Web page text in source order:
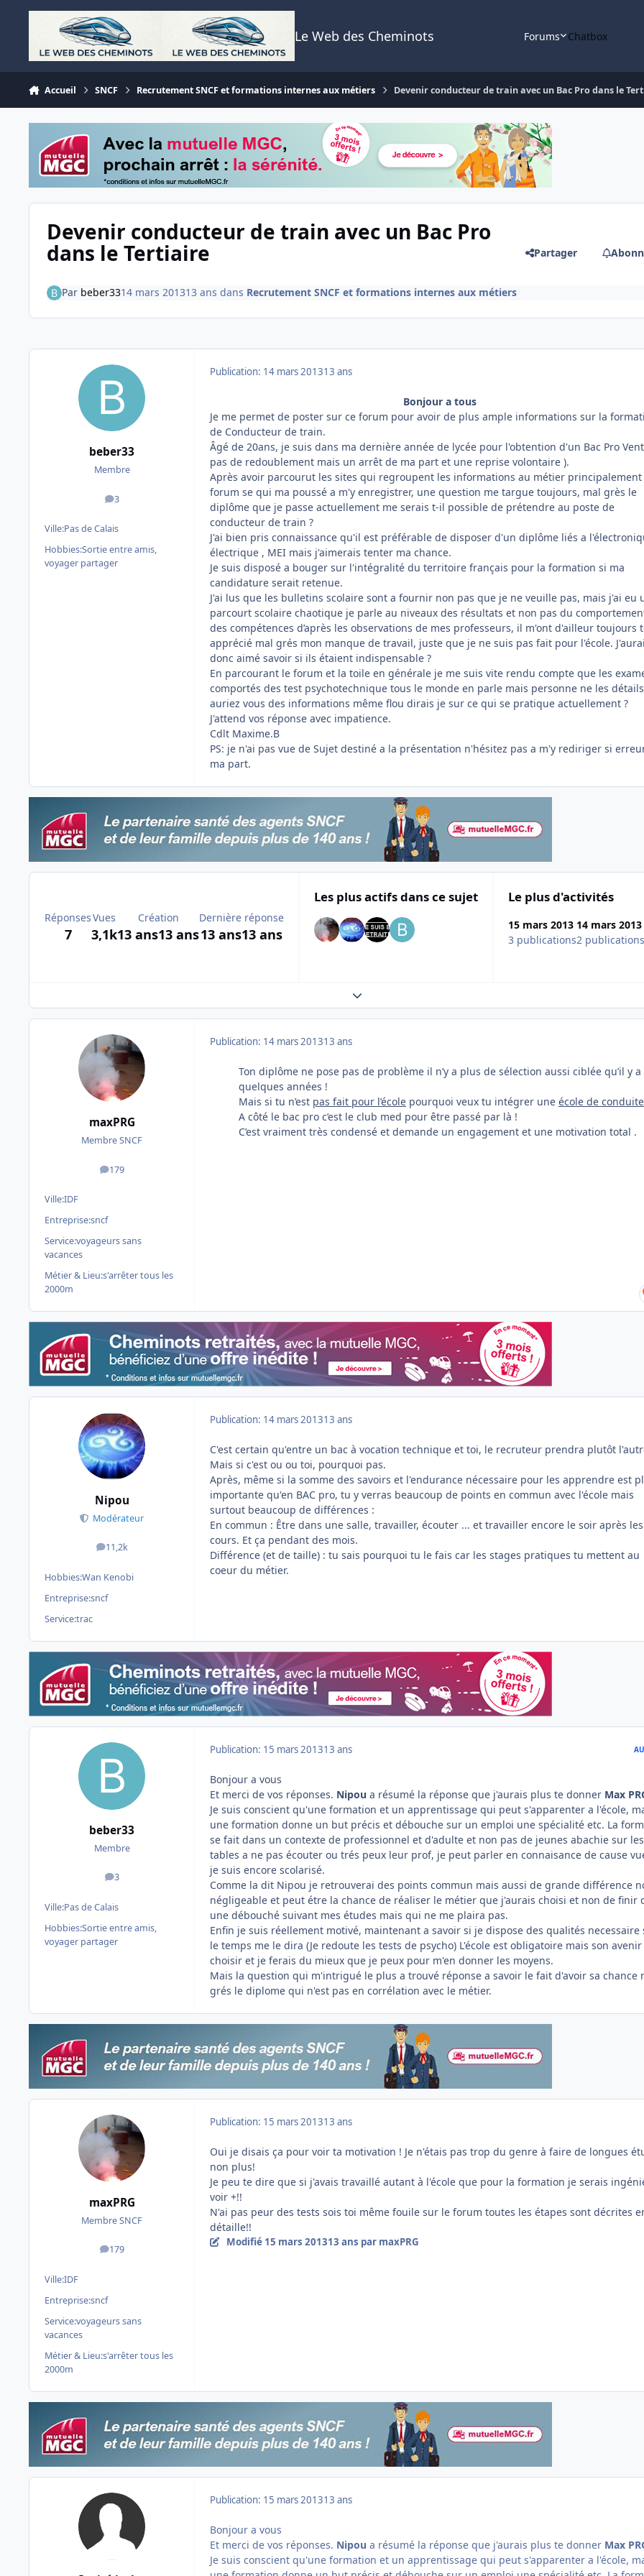
Aller au contenu
Le Web des Cheminots Forums Chatbox
Accueil SNCF Recrutement SNCF et formations internes aux métiers Devenir conducteur de train avec un Bac Pro dans le
Devenir conducteur de train avec un Bac Pro
dans le Tertiaire Partager
Par beber3314 mars 201313 ans dans Recrutement SNCF et formations internes aux métiers
beber33
Membre
3
messages
Ville:Pas de Calais
Hobbies:Sortie entre amis,
voyager partager
Publication: 14 mars 201313 ans
Bonjour a tous
Je me permet de poster sur ce forum pour avoir de plus ample informations sur la
de Conducteur de train.
Âgé de 20ans, je suis dans ma dernière année de lycée pour l'obtention d'un Bac Pro
pas de redoublement mais un arrêt de ma part et une reprise volontaire ).
Après avoir parcourut les sites qui regroupent les informations au métier principalement
forum se qui ma poussé a m'y enregistrer, une question me targue toujours, mal grès le
diplôme que je passe actuellement me serais t-il possible de prétendre au poste de
conducteur de train ?
J'ai bien pris connaissance qu'il est préférable de disposer d'un diplôme liés a
électrique , MEI mais j'aimerais tenter ma chance.
Je suis disposé a bouger sur l'intégralité du territoire français pour la formation si ma
candidature serait retenue.
J'ai lus que les bulletins scolaire sont a fournir non pas que je ne veuille pas, mais j'ai eu
parcourt scolaire chaotique je parle au niveaux des résultats et non pas du
des compétences d’après les observations de mes professeurs, il m'ont d'ailleur toujours
apprécié mal grés mon manque de travail, juste que je ne suis pas fait pour l'école.
donc aimé savoir si ils étaient indispensable ?
En parcourant le forum et la toile en générale je me suis vite rendu compte que les
comportés des test psychotechnique tous le monde en parle mais personne ne les détails
auriez vous des informations même flou dirais je sur ce qui se pratique actuellement ?
J'attend vos réponse avec impatience.
Cdlt Maxime.B
PS: je n'ai pas vue de Sujet destiné a la présentation n'hésitez pas a m'y rediriger si
ma part.
Réponses
7
Vues
3,1k
Création
13 ans13 ans
Dernière réponse
13 ans13 ans
Les plus actifs dans ce sujet Le plus d'activités
15 mars 2013
3 publications
14 mars 2013
2 publications
Expand topic overview
maxPRG
Membre SNCF
179
messages
Ville:IDF
Entreprise:sncf
Service:voyageurs sans
vacances
Métier & Lieu:s'arrêter tous les
2000m
Publication: 14 mars 201313 ans
Ton diplôme ne pose pas de problème il n’y a plus de sélection aussi ciblée qu’il y a
quelques années !
Mais si tu n’est pas fait pour l’école pourquoi veux tu intégrer une école de
A côté le bac pro c’est le club med pour être passé par là !
C’est vraiment très condensé et demande un engagement et une motivation total .
Nipou
Modérateur
11,2k
messages
Hobbies:Wan Kenobi
Entreprise:sncf
Service:trac
Publication: 14 mars 201313 ans
C'est certain qu'entre un bac à vocation technique et toi, le recruteur prendra plutôt
Mais si c'est ou ou toi, pourquoi pas.
Après, même si la somme des savoirs et l'endurance nécessaire pour les apprendre est
importante qu'en BAC pro, tu y verras beaucoup de points en commun avec l'école mais
surtout beaucoup de différences :
En commun : Être dans une salle, travailler, écouter ... et travailler encore le soir après les
cours. Et ça pendant des mois.
Différence (et de taille) : tu sais pourquoi tu le fais car les stages pratiques tu mettent au
coeur du métier.
beber33
Membre
3
messages
Ville:Pas de Calais
Hobbies:Sortie entre amis,
voyager partager
Publication: 15 mars 201313 ans
Bonjour a vous
Et merci de vos réponses. Nipou a résumé la réponse que j'aurais plus te donner Max
Je suis conscient qu'une formation et un apprentissage qui peut s'apparenter a l'école,
une formation donne un but précis et débouche sur un emploi une spécialité etc. La
se fait dans un contexte de professionnel et d'adulte et non pas de jeunes abachie sur les
tables a ne pas écouter ou trés peux leur prof, je peut parler en connaisance de cause
je suis encore scolarisé.
Comme la dit Nipou je retrouverai des points commun mais aussi de grande différence
négligeable et peut étre la chance de réaliser le métier que j'aurais choisi et non de finir
une débouché suivant mes études mais qui ne me plaira pas.
Enfin je suis réellement motivé, maintenant a savoir si je dispose des qualités necessaire
le temps me le dira (Je redoute les tests de psycho) L'école est obligatoire mais son
choisir et je ferais du mieux que je peux pour m'en donner les moyens.
Mais la question qui m'intrigué le plus a trouvé réponse a savoir le fait d'avoir sa chance
grés le diplome qui n'est pas en corrélation avec le métier.
maxPRG
Membre SNCF
179
messages
Ville:IDF
Entreprise:sncf
Service:voyageurs sans
vacances
Métier & Lieu:s'arrêter tous les
2000m
Publication: 15 mars 201313 ans
Oui je disais ça pour voir ta motivation ! Je n'étais pas trop du genre à faire de longues
non plus!
Je peu te dire que si j'avais travaillé autant à l'école que pour la formation je serais
voir +!!
N'ai pas peur des tests sois toi même fouile sur le forum toutes les étapes sont décrites
détaille!!
Modifié 15 mars 201313 ans par maxPRG
Publication: 15 mars 201313 ans
Bonjour a vous
Et merci de vos réponses. Nipou a résumé la réponse que j'aurais plus te donner Max
Je suis conscient qu'une formation et un apprentissage qui peut s'apparenter a l'école,